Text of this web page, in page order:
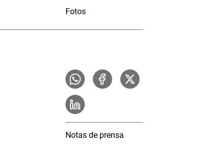
Fotos
Notas de prensa